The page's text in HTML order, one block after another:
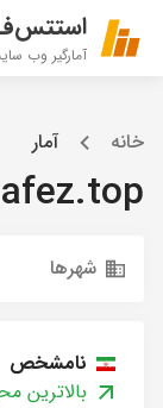
آمارگیر وب
خانه آمار
شهرها
نامشخص
بالاترین